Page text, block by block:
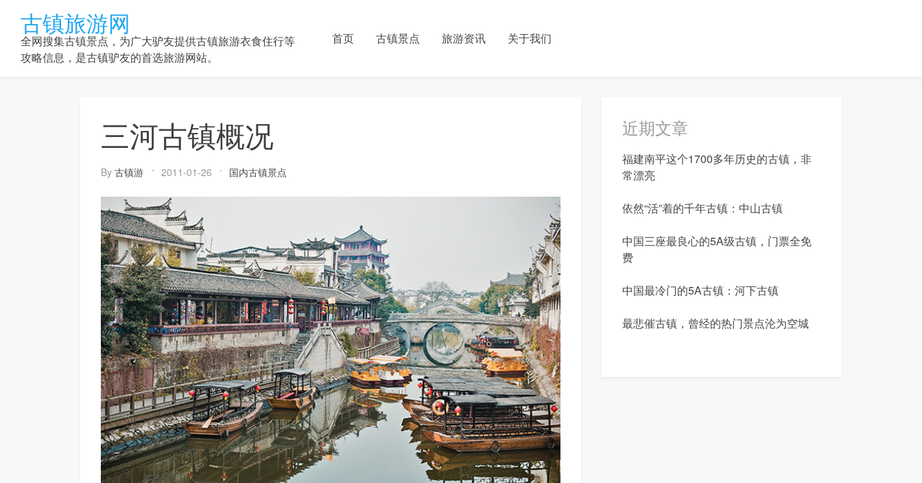
content
古镇旅游网
全网搜集古镇景点，为广大驴友提供古镇旅游衣食住行等
攻略信息，是古镇驴友的首选旅游网站。
首页 古镇景点 旅游资讯 关于我们
三河古镇概况
By 古镇游 2011-01-26 国内古镇景点
近期文章
福建南平这个1700多年历史的古镇，非
常漂亮
依然“活”着的千年古镇：中山古镇
中国三座最良心的5A级古镇，门票全免
费
中国最冷门的5A古镇：河下古镇
最悲催古镇，曾经的热门景点沦为空城